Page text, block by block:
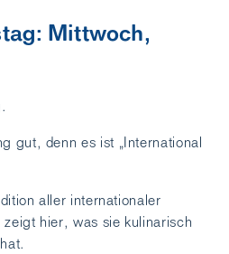
Mittwoch,
gut, denn es ist „International
aller internationaler
hier, was sie kulinarisch